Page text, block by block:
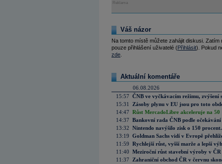
Reklama
Váš názor
Na tomto místě můžete zahájit diskusi.
pouze přihlášení uživatelé (Přihlásit). Pokud
zde
Aktuální komentáře
06.08.2026
15:57 ČNB ve vyčkávacím režimu, zvýšení
15:31
Zásoby plynu v EU jsou pro toto
14:47 Růst MercadoLibre akceleruje na
14:37 Bankovní rada ČNB podle
13:32 Nintendo navýšilo zisk o 150
13:19 Goldman Sachs vidí v Evropě
11:59 Rychlejší růst, vyšší marže a lepší
11:40 Meziroční růst stavební výroby v
11:37
Zahraniční obchod ČR v červnu